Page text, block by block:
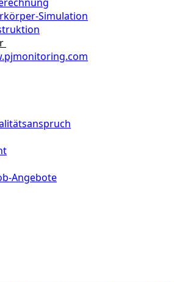
Simulation
Angebote